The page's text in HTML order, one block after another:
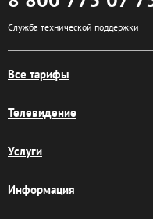
Служба технической поддержки
Все тарифы
Телевидение
Услуги
Информация